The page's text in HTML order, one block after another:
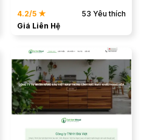
4.2/5 ★
53 Yêu thích
Giá Liên Hệ
ĐẶT MẪU